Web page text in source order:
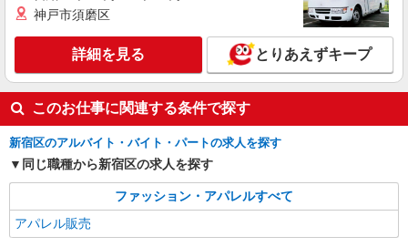
1,260円×実働5時間勤務×月12日＝75,600円
東京都新宿区西新宿1-1-4 京王百貨店新宿
店 7F
キープ 詳細を見る
神戸市須磨区
詳細を見る とりあえずキープ
このお仕事に関連する条件で探す
新宿区のアルバイト・バイト・パートの求人を探す
同じ職種から新宿区の求人を探す
ファッション・アパレルすべて
アパレル販売